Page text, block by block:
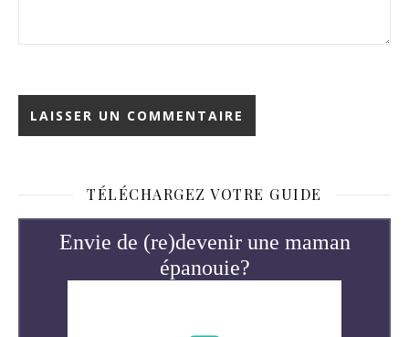
TÉLÉCHARGEZ VOTRE GUIDE